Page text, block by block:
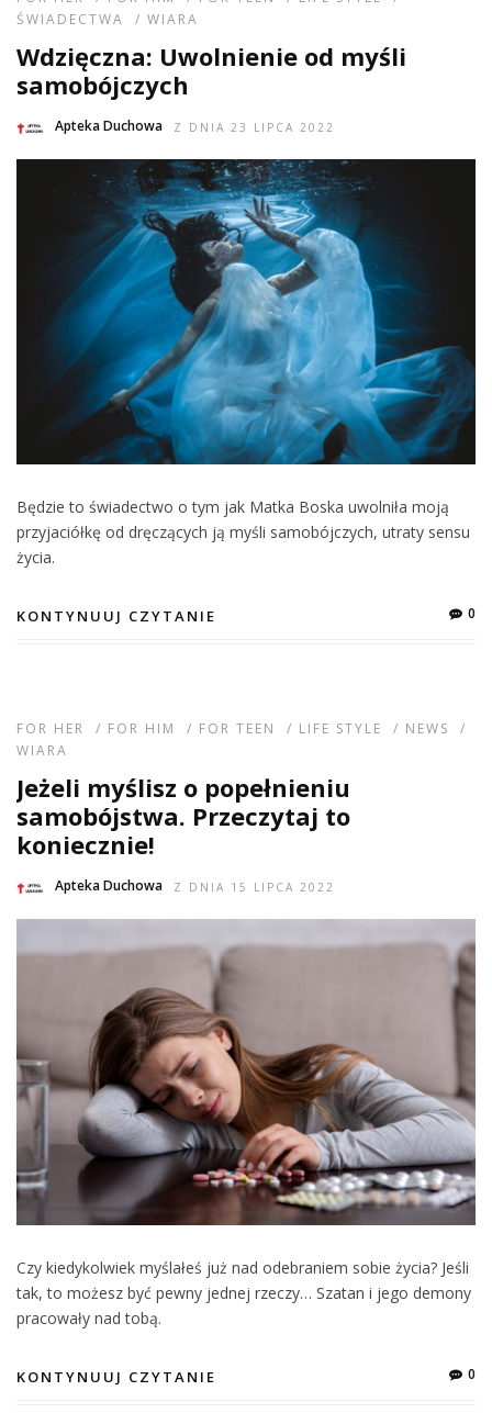
ŚWIADECTWA
/ WIARA
Wdzięczna: Uwolnienie od myśli
samobójczych
Apteka Duchowa Z DNIA 23 LIPCA 2022
Będzie to świadectwo o tym jak Matka Boska uwolniła moją
przyjaciółkę od dręczących ją myśli samobójczych, utraty sensu
życia.
KONTYNUUJ CZYTANIE 0
FOR HER / FOR HIM / FOR TEEN / LIFE STYLE / NEWS
/
WIARA
Jeżeli myślisz o popełnieniu
samobójstwa. Przeczytaj to
koniecznie!
Apteka Duchowa Z DNIA 15 LIPCA 2022
Czy kiedykolwiek myślałeś już nad odebraniem sobie życia? Jeśli
tak, to możesz być pewny jednej rzeczy… Szatan i jego demony
pracowały nad tobą.
KONTYNUUJ CZYTANIE 0